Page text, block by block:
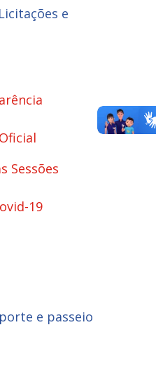
e
Sessões
19
e passeio